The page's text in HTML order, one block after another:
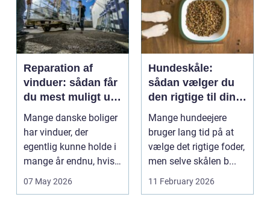
Reparation af
vinduer: sådan får
du mest muligt ud
af dine gamle
rammer
Mange danske boliger
har vinduer, der
egentlig kunne holde i
mange år endnu, hvis
de fik den r...
07 May 2026
Hundeskåle:
sådan vælger du
den rigtige til din
hund
Mange hundeejere
bruger lang tid på at
vælge det rigtige foder,
men selve skålen b...
11 February 2026